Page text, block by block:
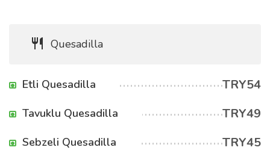
Quesadilla
Etli Quesadilla TRY54
Tavuklu Quesadilla TRY49
Sebzeli Quesadilla TRY45